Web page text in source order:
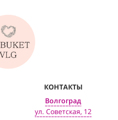
КОНТАКТЫ
Волгоград
ул. Советская, 12